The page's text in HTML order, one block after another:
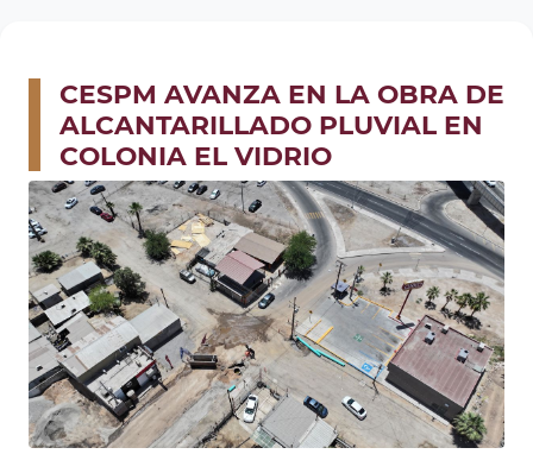
CESPM AVANZA EN LA OBRA DE
ALCANTARILLADO PLUVIAL EN
COLONIA EL VIDRIO